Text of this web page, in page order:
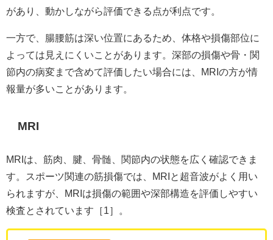
があり、動かしながら評価できる点が利点です。
一方で、腸腰筋は深い位置にあるため、体格や損傷部位に
よっては見えにくいことがあります。深部の損傷や骨・関
節内の病変まで含めて評価したい場合には、MRIの方が情
報量が多いことがあります。
MRI
MRIは、筋肉、腱、骨髄、関節内の状態を広く確認できま
す。スポーツ関連の筋損傷では、MRIと超音波がよく用い
られますが、MRIは損傷の範囲や深部構造を評価しやすい
検査とされています［1］。